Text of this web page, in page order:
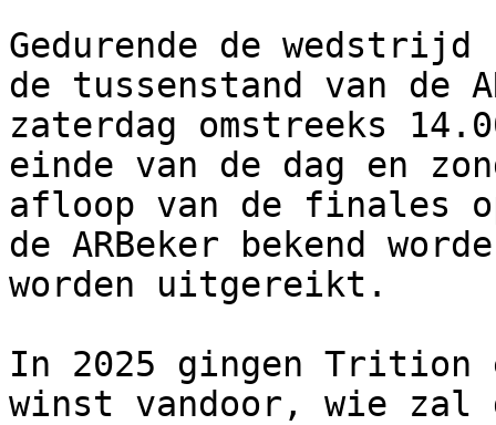
Gedurende de wedstrijd
de tussenstand van de
zaterdag omstreeks
einde van de dag en
afloop van de finales
de ARBeker bekend
worden uitgereikt.
In 2025 gingen Trition
winst vandoor, wie